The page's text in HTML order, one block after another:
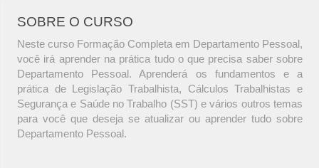
SOBRE O CURSO
Neste curso Formação Completa em Departamento Pessoal,
você irá aprender na prática tudo o que precisa saber sobre
Departamento Pessoal. Aprenderá os fundamentos e a
prática de Legislação Trabalhista, Cálculos Trabalhistas e
Segurança e Saúde no Trabalho (SST) e vários outros temas
para você que deseja se atualizar ou aprender tudo sobre
Departamento Pessoal.